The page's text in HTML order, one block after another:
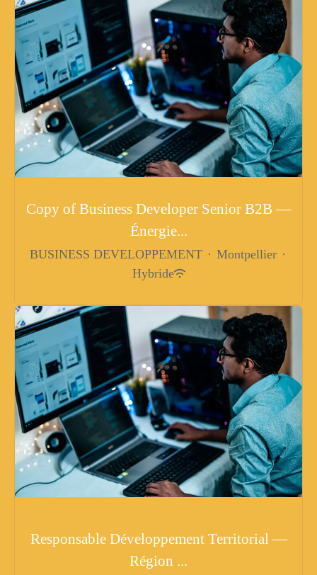
Copy of Business Developer Senior B2B —
Énergie...
BUSINESS DEVELOPPEMENT · Montpellier ·
Hybride
Responsable Développement Territorial —
Région ...